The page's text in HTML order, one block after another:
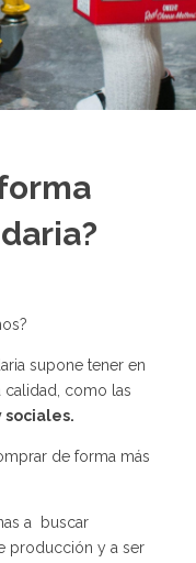
supone tener en
calidad, como las
sociales.
de forma más
a
buscar
producción y a ser